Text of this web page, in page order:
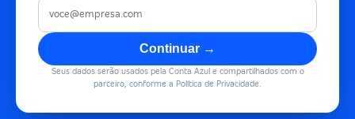
Continuar →
Seus dados serão usados pela Conta Azul e compartilhados com o
parceiro, conforme a Política de Privacidade.